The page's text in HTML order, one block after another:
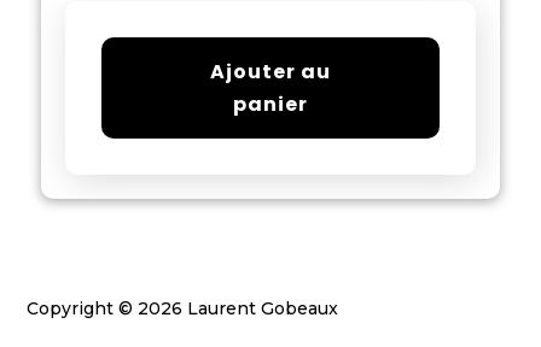
Ajouter au
panier
Copyright © 2026 Laurent Gobeaux